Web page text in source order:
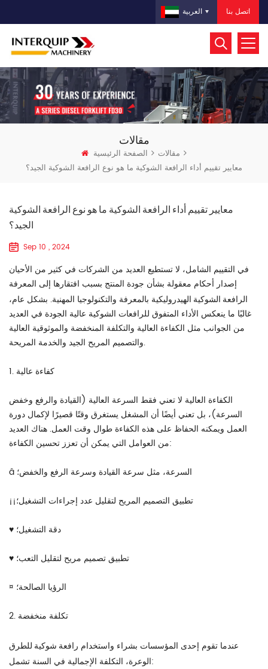
اتصل بنا العربية
مقالات
الصفحة الرئيسية
مقالات
معايير تقييم أداء الرافعة الشوكية ما هو نوع الرافعة الشوكية الجيد؟
معايير تقييم أداء الرافعة الشوكية ما هو نوع الرافعة الشوكية
الجيد؟
Sep 10 , 2024
في التقييم الشامل، لا تستطيع العديد من الشركات في كثير من الأحيان
إصدار أحكام معقولة بشأن جودة المنتج بسبب افتقارها إلى المعرفة
الرافعة الشوكية الهيدروليكية بالمعرفة والتكنولوجيا المهنية. بشكل عام،
غالبًا ما ينعكس الأداء المتفوق للرافعات الشوكية عالية الجودة في العديد
من الجوانب مثل الكفاءة العالية والتكلفة المنخفضة والموثوقية العالية
والتصميم المريح الجيد والخدمة المريحة.
1. كفاءة عالية
الكفاءة العالية لا تعني فقط السرعة العالية (القيادة والرفع وخفض
السرعة)، بل تعني أيضًا أن المشغل يستغرق وقتًا قصيرًا لإكمال دورة
العمل ويمكنه الحفاظ على هذه الكفاءة طوال وقت العمل. هناك العديد
من العوامل التي يمكن أن تعزز تحسين الكفاءة:
â السرعة، مثل سرعة القيادة وسرعة الرفع والخفض؛
¡¡تطبيق التصميم المريح لتقليل عدد إجراءات التشغيل؛
♥ دقة التشغيل؛
♥ تطبيق تصميم مريح لتقليل التعب؛
¤ الرؤيا الصالحة؛
2. تكلفة منخفضة
عندما تقوم إحدى المؤسسات بشراء واستخدام رافعة شوكية للطرق
الوعرة، التكلفة الإجمالية في السنة تشمل: